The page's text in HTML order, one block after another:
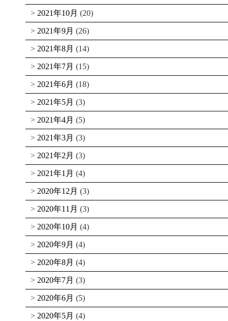
2021年10月 (20)
2021年9月 (26)
2021年8月 (14)
2021年7月 (15)
2021年6月 (18)
2021年5月 (3)
2021年4月 (5)
2021年3月 (3)
2021年2月 (3)
2021年1月 (4)
2020年12月 (3)
2020年11月 (3)
2020年10月 (4)
2020年9月 (4)
2020年8月 (4)
2020年7月 (3)
2020年6月 (5)
2020年5月 (4)